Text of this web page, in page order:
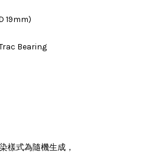
19mm)
Bearing
樣式為隨機生成，